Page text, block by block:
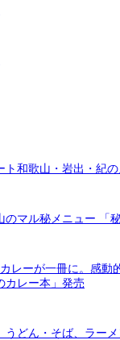
ト和歌山・岩出・紀
のマル秘メニュー 「
レーが一冊に。感動
カレー本」発売
うどん・そば、ラー